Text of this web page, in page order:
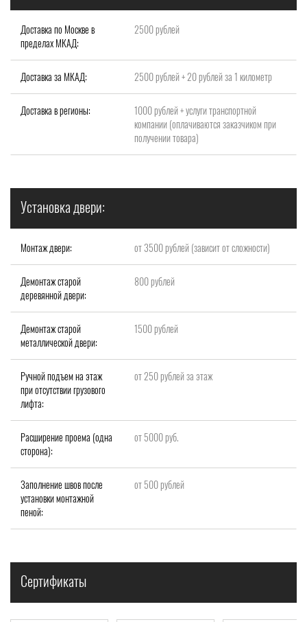
Доставка по Москве в
пределах МКАД:
2500 рублей
Доставка за МКАД: 2500 рублей + 20 рублей за 1 километр
Доставка в регионы:
1000 рублей + услуги транспортной
компании (оплачиваются заказчиком при
получении товара)
Установка двери:
Монтаж двери: от 3500 рублей (зависит от сложности)
Демонтаж старой
деревянной двери:
800 рублей
Демонтаж старой
металлической двери:
1500 рублей
Ручной подъем на этаж
при отсутствии грузового
лифта:
от 250 рублей за этаж
Расширение проема (одна
сторона):
от 5000 руб.
Заполнение швов после
установки монтажной
пеной:
от 500 рублей
Сертификаты